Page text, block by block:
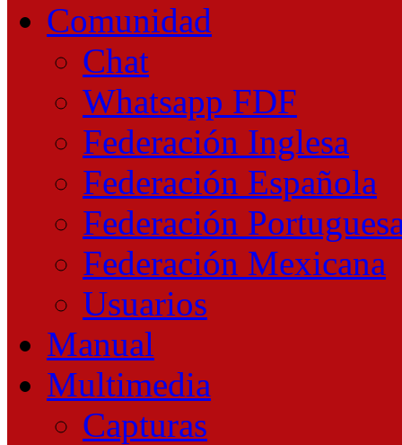
Comunidad
Chat
Whatsapp FDF
Federación Inglesa
Federación Española
Federación
Federación Mexicana
Usuarios
Manual
Multimedia
Capturas